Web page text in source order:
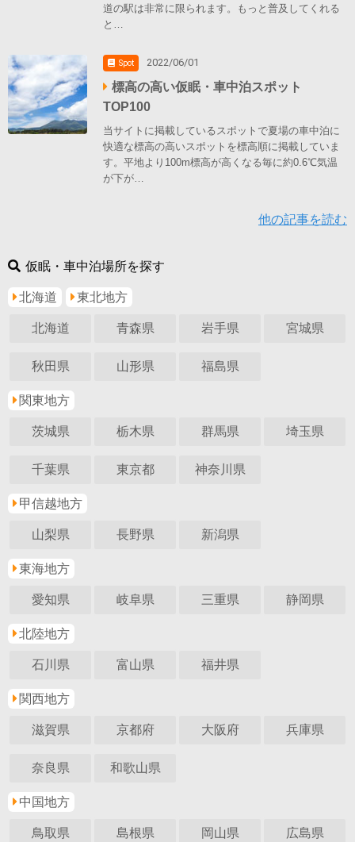
道の駅は非常に限られます。もっと普及してくれる
と…
Spot 2022/06/01
標高の高い仮眠・車中泊スポット
TOP100
当サイトに掲載しているスポットで夏場の車中泊に
快適な標高の高いスポットを標高順に掲載していま
す。平地より100m標高が高くなる毎に約0.6℃気温
が下が…
他の記事を読む
仮眠・車中泊場所を探す
北海道 東北地方
北海道 青森県 岩手県 宮城県
秋田県 山形県 福島県
関東地方
茨城県 栃木県 群馬県 埼玉県
千葉県 東京都 神奈川県
甲信越地方
山梨県 長野県 新潟県
東海地方
愛知県 岐阜県 三重県 静岡県
北陸地方
石川県 富山県 福井県
関西地方
滋賀県 京都府 大阪府 兵庫県
奈良県 和歌山県
中国地方
鳥取県 島根県 岡山県 広島県